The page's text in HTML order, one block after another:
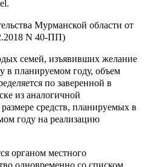
Мурманской области от
N 40-ПП)
семей, изъявивших желание
в планируемом году, объем
по заверенной в
из аналогичной
средств, планируемых в
году на реализацию
органом местного
одновременно со списком